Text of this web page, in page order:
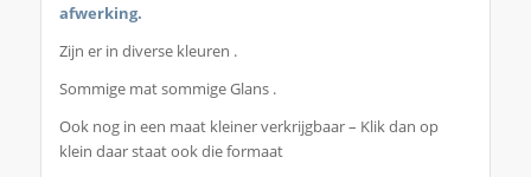
afwerking.
Zijn er in diverse kleuren .
Sommige mat sommige Glans .
Ook nog in een maat kleiner verkrijgbaar – Klik dan op
klein daar staat ook die formaat